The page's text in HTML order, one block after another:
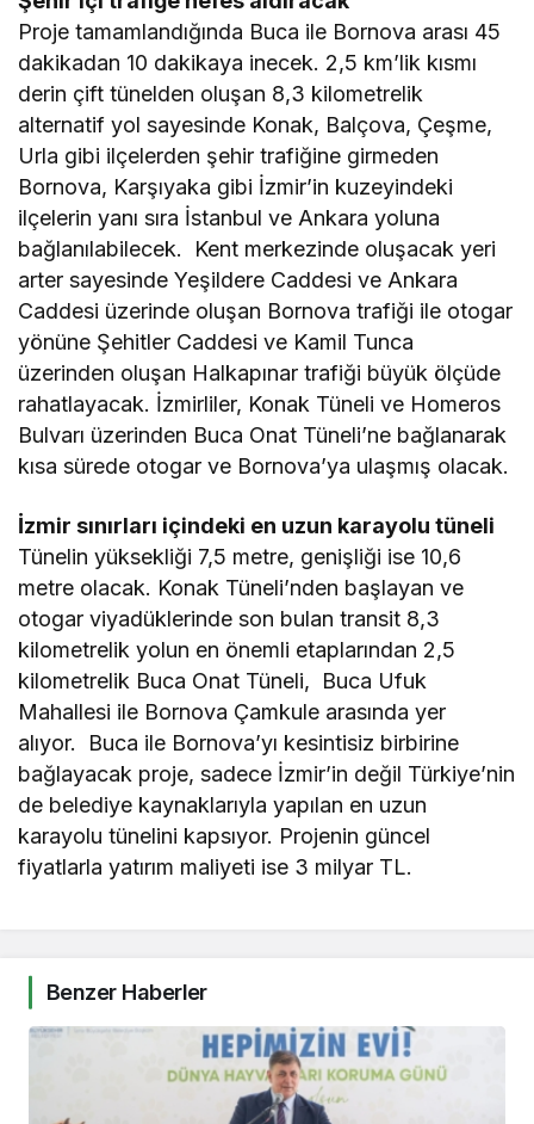
Proje tamamlandığında Buca ile Bornova arası 45
dakikadan 10 dakikaya inecek. 2,5 km’lik kısmı
derin çift tünelden oluşan 8,3 kilometrelik
alternatif yol sayesinde Konak, Balçova, Çeşme,
Urla gibi ilçelerden şehir trafiğine girmeden
Bornova, Karşıyaka gibi İzmir’in kuzeyindeki
ilçelerin yanı sıra İstanbul ve Ankara yoluna
bağlanılabilecek. Kent merkezinde oluşacak yeri
arter sayesinde Yeşildere Caddesi ve Ankara
Caddesi üzerinde oluşan Bornova trafiği ile otogar
yönüne Şehitler Caddesi ve Kamil Tunca
üzerinden oluşan Halkapınar trafiği büyük ölçüde
rahatlayacak. İzmirliler, Konak Tüneli ve Homeros
Bulvarı üzerinden Buca Onat Tüneli’ne bağlanarak
kısa sürede otogar ve Bornova’ya ulaşmış olacak.
İzmir sınırları içindeki en uzun karayolu tüneli
Tünelin yüksekliği 7,5 metre, genişliği ise 10,6
metre olacak. Konak Tüneli’nden başlayan ve
otogar viyadüklerinde son bulan transit 8,3
kilometrelik yolun en önemli etaplarından 2,5
kilometrelik Buca Onat Tüneli, Buca Ufuk
Mahallesi ile Bornova Çamkule arasında yer
alıyor. Buca ile Bornova’yı kesintisiz birbirine
bağlayacak proje, sadece İzmir’in değil Türkiye’nin
de belediye kaynaklarıyla yapılan en uzun
karayolu tünelini kapsıyor. Projenin güncel
fiyatlarla yatırım maliyeti ise 3 milyar TL.
Benzer Haberler